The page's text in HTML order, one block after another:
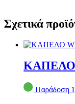
Σχετικά
ΚΑΠΕΛΟ
Παράδοση